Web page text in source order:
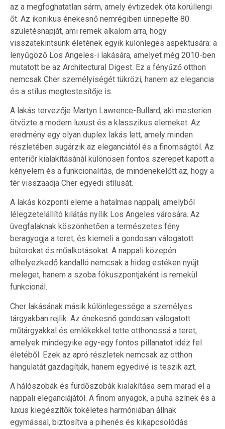
az a megfoghatatlan sárm, amely évtizedek óta körüllengi
őt. Az ikonikus énekesnő nemrégiben ünnepelte 80.
születésnapját, ami remek alkalom arra, hogy
visszatekintsünk életének egyik különleges aspektusára: a
lenyűgöző Los Angeles-i lakására, amelyet még 2010-ben
mutatott be az Architectural Digest. Ez a fényűző otthon
nemcsak Cher személyiségét tükrözi, hanem az elegancia
és a stílus megtestesítője is.
A lakás tervezője Martyn Lawrence-Bullard, aki mesterien
ötvözte a modern luxust és a klasszikus elemeket. Az
eredmény egy olyan duplex lakás lett, amely minden
részletében sugárzik az eleganciától és a finomságtól. Az
enteriőr kialakításánál különösen fontos szerepet kapott a
kényelem és a funkcionalitás, de mindenekelőtt az, hogy a
tér visszaadja Cher egyedi stílusát.
A lakás központi eleme a hatalmas nappali, amelyből
lélegzetelállító kilátás nyílik Los Angeles városára. Az
üvegfalaknak köszönhetően a természetes fény
beragyogja a teret, és kiemeli a gondosan válogatott
bútorokat és műalkotásokat. A nappali közepén
elhelyezkedő kandalló nemcsak a hideg estéken nyújt
meleget, hanem a szoba fókuszpontjaként is remekül
funkcionál.
Cher lakásának másik különlegessége a személyes
tárgyakban rejlik. Az énekesnő gondosan válogatott
műtárgyakkal és emlékekkel tette otthonossá a teret,
amelyek mindegyike egy-egy fontos pillanatot idéz fel
életéből. Ezek az apró részletek nemcsak az otthon
hangulatát gazdagítják, hanem egyedivé is teszik azt.
A hálószobák és fürdőszobák kialakítása sem marad el a
nappali eleganciájától. A finom anyagok, a puha színek és a
luxus kiegészítők tökéletes harmóniában állnak
egymással, biztosítva a pihenés és kikapcsolódás